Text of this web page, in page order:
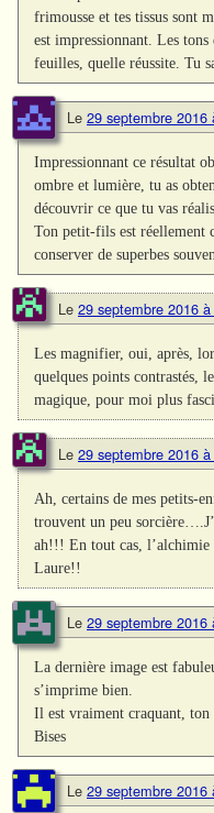
frimousse et tes tissus sont
est impressionnant. Les
feuilles, quelle réussite. Tu
Le 29 septembre 2016
Impressionnant ce résultat
ombre et lumière, tu as
découvrir ce que tu vas
Ton petit-fils est réellement
conserver de superbes
Le 29 septembre 2016
Les magnifier, oui, après,
quelques points contrastés,
magique, pour moi plus
Le 29 septembre 2016
Ah, certains de mes petits-
trouvent un peu
ah!!! En tout cas,
Laure!!
Le 29 septembre 2016
La dernière image est
s’imprime bien.
Il est vraiment craquant,
Bises
Le 29 septembre